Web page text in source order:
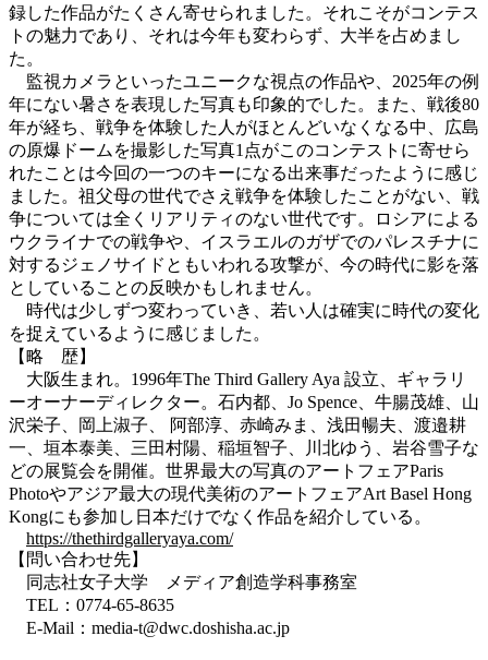
録した作品がたくさん寄せられました。それこそがコンテス
トの魅力であり、それは今年も変わらず、大半を占めまし
た。
監視カメラといったユニークな視点の作品や、2025年の例
年にない暑さを表現した写真も印象的でした。また、戦後80
年が経ち、戦争を体験した人がほとんどいなくなる中、広島
の原爆ドームを撮影した写真1点がこのコンテストに寄せら
れたことは今回の一つのキーになる出来事だったように感じ
ました。祖父母の世代でさえ戦争を体験したことがない、戦
争については全くリアリティのない世代です。ロシアによる
ウクライナでの戦争や、イスラエルのガザでのパレスチナに
対するジェノサイドともいわれる攻撃が、今の時代に影を落
としていることの反映かもしれません。
時代は少しずつ変わっていき、若い人は確実に時代の変化
を捉えているように感じました。
【略 歴】
大阪生まれ。1996年The Third Gallery Aya 設立、ギャラリ
ーオーナーディレクター。石内都、Jo Spence、牛腸茂雄、山
沢栄子、岡上淑子、 阿部淳、赤崎みま、浅田暢夫、渡邉耕
一、垣本泰美、三田村陽、稲垣智子、川北ゆう、岩谷雪子な
どの展覧会を開催。世界最大の写真のアートフェアParis
Photoやアジア最大の現代美術のアートフェアArt Basel Hong
Kongにも参加し日本だけでなく作品を紹介している。
https://thethirdgalleryaya.com/
【問い合わせ先】
同志社女子大学 メディア創造学科事務室
TEL：0774-65-8635
E-Mail：media-t@dwc.doshisha.ac.jp